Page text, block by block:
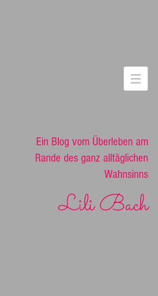
Ein Blog vom Überleben am
Rande des ganz alltäglichen
Wahnsinns
Lili Bach